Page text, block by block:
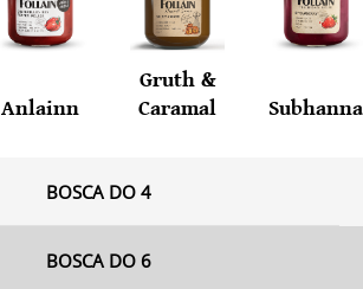
Anlainn
Gruth &
Caramal
Subhanna
BOSCA DO 4
BOSCA DO 6